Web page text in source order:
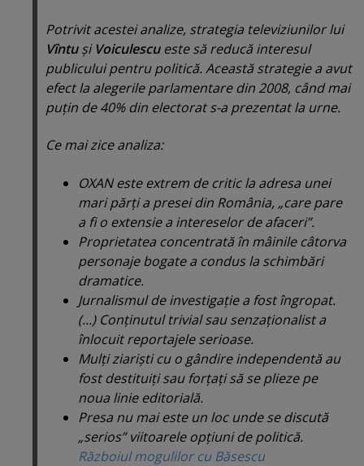
Potrivit acestei analize, strategia televiziunilor lui
Vîntuşi Voiculescueste să reducă interesul
publicului pentru politică. Această strategie a avut
efect la alegerile parlamentare din 2008, când mai
puţin de 40% din electorat s-a prezentat la urne.
Ce mai zice analiza:
OXAN este extrem de critic la adresa unei
mari părţi a presei din România, „care pare
a fi o extensie a intereselor de afaceri”.
Proprietatea concentrată în mâinile câtorva
personaje bogate a condus la schimbări
dramatice.
Jurnalismul de investigaţie a fost îngropat.
(...) Conţinutul trivial sau senzaţionalist a
înlocuit reportajele serioase.
Mulţi ziarişti cu o gândire independentă au
fost destituiţi sau forţaţi să se plieze pe
noua linie editorială.
Presa nu mai este un loc unde se discută
„serios” viitoarele opţiuni de politică.
Războiul mogulilor cu Băsescu